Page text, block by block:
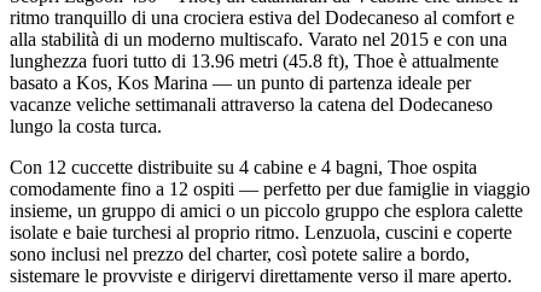
ritmo tranquillo di una crociera estiva del Dodecaneso al comfort e
alla stabilità di un moderno multiscafo. Varato nel 2015 e con una
lunghezza fuori tutto di 13.96 metri (45.8 ft), Thoe è attualmente
basato a Kos, Kos Marina — un punto di partenza ideale per
vacanze veliche settimanali attraverso la catena del Dodecaneso
lungo la costa turca.
Con 12 cuccette distribuite su 4 cabine e 4 bagni, Thoe ospita
comodamente fino a 12 ospiti — perfetto per due famiglie in viaggio
insieme, un gruppo di amici o un piccolo gruppo che esplora calette
isolate e baie turchesi al proprio ritmo. Lenzuola, cuscini e coperte
sono inclusi nel prezzo del charter, così potete salire a bordo,
sistemare le provviste e dirigervi direttamente verso il mare aperto.